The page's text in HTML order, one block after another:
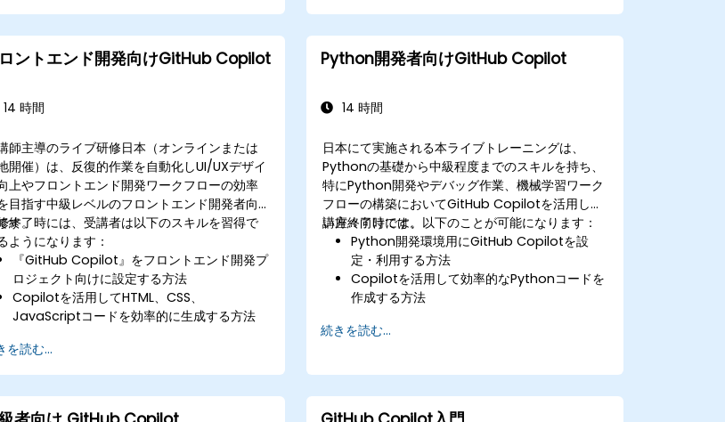
ントエンド開発向けGitHub Copilot
14 時間
師主導のライブ研修日本（オンラインまたは
開催）は、反復的作業を自動化しUI/UXデザイ
上やフロントエンド開発ワークフローの効率
目指す中級レベルのフロントエンド開発者向
す。
終了時には、受講者は以下のスキルを習得で
ようになります：
『GitHub Copilot』をフロントエンド開発プ
ロジェクト向けに設定する方法
Copilotを活用してHTML、CSS、
JavaScriptコードを効率的に生成する方法
UI/UX設計プロセスを改善する方法
Copilotの導入戦略を応用してフロントエン
Copilotのサポートを受けてフロントエンド
を読む...
Python開発者向けGitHub Copilot
14 時間
日本にて実施される本ライブトレーニングは、
Pythonの基礎から中級程度までのスキルを持ち、
特にPython開発やデバッグ作業、機械学習ワーク
フローの構築においてGitHub Copilotを活用した
い方々向けです。
講座終了時には、以下のことが可能になります：
Python開発環境用にGitHub Copilotを設
定・利用する方法
Copilotを活用して効率的なPythonコードを
作成する方法
ケーションのデバッグ法
し、ワークフローの効率化を図る方法
を活用する方法
続きを読む...